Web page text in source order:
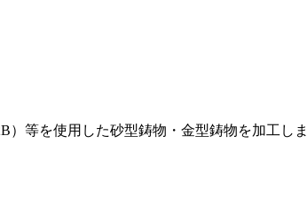
）等を使用した砂型鋳物・金型鋳物を加工し